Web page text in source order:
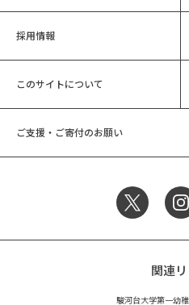
採用情報
このサイトについて
ご支援・ご寄付のお願い
関連
駿河台大学第一幼